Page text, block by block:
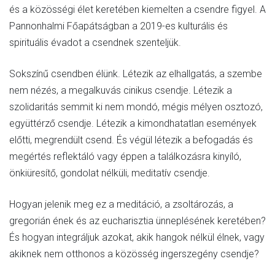
és a közösségi élet keretében kiemelten a csendre figyel. A
Pannonhalmi Főapátságban a 2019-es kulturális és
spirituális évadot a csendnek szenteljük.
Sokszínű csendben élünk. Létezik az elhallgatás, a szembe
nem nézés, a megalkuvás cinikus csendje. Létezik a
szolidaritás semmit ki nem mondó, mégis mélyen osztozó,
együttérző csendje. Létezik a kimondhatatlan események
előtti, megrendült csend. És végül létezik a befogadás és
megértés reflektáló vagy éppen a találkozásra kinyíló,
önkiüresítő, gondolat nélküli, meditatív csendje.
Hogyan jelenik meg ez a meditáció, a zsoltározás, a
gregorián ének és az eucharisztia ünneplésének keretében?
És hogyan integráljuk azokat, akik hangok nélkül élnek, vagy
akiknek nem otthonos a közösség ingerszegény csendje?